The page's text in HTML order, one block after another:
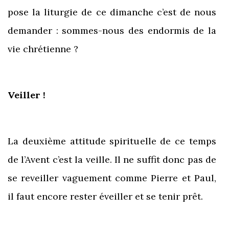
pose la liturgie de ce dimanche c’est de nous
demander : sommes-nous des endormis de la
vie chrétienne ?
Veiller !
La deuxième attitude spirituelle de ce temps
de l’Avent c’est la veille. Il ne suffit donc pas de
se reveiller vaguement comme Pierre et Paul,
il faut encore rester éveiller et se tenir prêt.